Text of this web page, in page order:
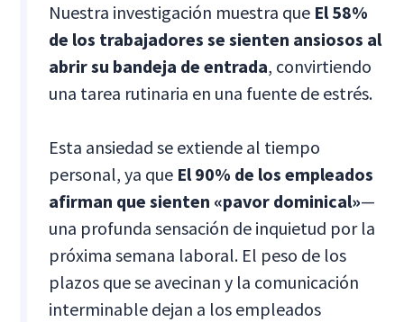
Nuestra investigación muestra que El 58%
de los trabajadores se sienten ansiosos al
abrir su bandeja de entrada, convirtiendo
una tarea rutinaria en una fuente de estrés.
Esta ansiedad se extiende al tiempo
personal, ya que El 90% de los empleados
afirman que sienten «pavor dominical»—
una profunda sensación de inquietud por la
próxima semana laboral. El peso de los
plazos que se avecinan y la comunicación
interminable dejan a los empleados